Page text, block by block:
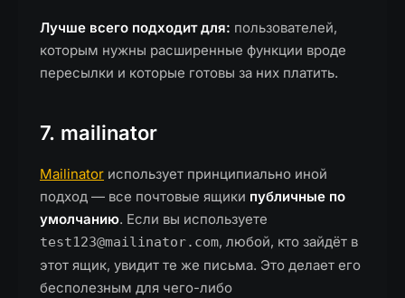
Лучше всего подходит для: пользователей,
которым нужны расширенные функции вроде
пересылки и которые готовы за них платить.
7. mailinator
Mailinator использует принципиально иной
подход — все почтовые ящики публичные по
умолчанию. Если вы используете
test123@mailinator.com, любой, кто зайдёт в
этот ящик, увидит те же письма. Это делает его
бесполезным для чего-либо